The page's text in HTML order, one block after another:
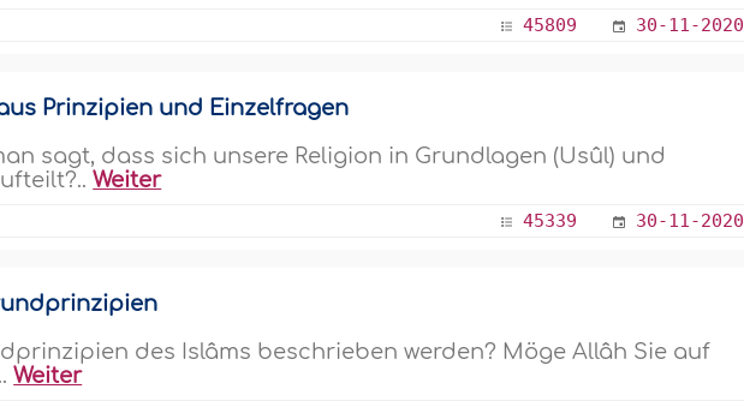
45809 30-11-2020
Prinzipien und Einzelfragen
sagt, dass sich unsere Religion in Grundlagen (Usûl) und
Weiter
45339 30-11-2020
des Islâms beschrieben werden? Möge Allâh Sie auf
Weiter